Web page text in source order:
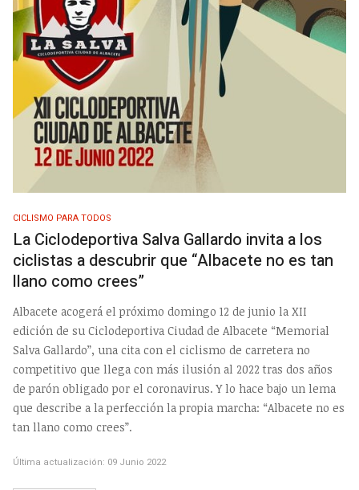
CICLISMO PARA TODOS
La Ciclodeportiva Salva Gallardo invita a los
ciclistas a descubrir que “Albacete no es tan
llano como crees”
Albacete acogerá el próximo domingo 12 de junio la XII
edición de su Ciclodeportiva Ciudad de Albacete “Memorial
Salva Gallardo”, una cita con el ciclismo de carretera no
competitivo que llega con más ilusión al 2022 tras dos años
de parón obligado por el coronavirus. Y lo hace bajo un lema
que describe a la perfección la propia marcha: “Albacete no es
tan llano como crees”.
Última actualización: 09 Junio 2022